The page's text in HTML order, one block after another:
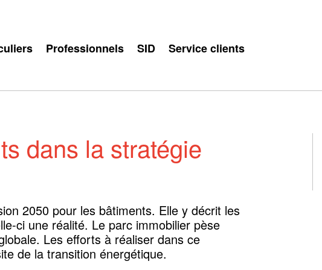
Professionnels SID Service clients
dans la stratégie
2050 pour les bâtiments. Elle y décrit les
ci une réalité. Le parc immobilier pèse
Les efforts à réaliser dans ce
de la transition énergétique.